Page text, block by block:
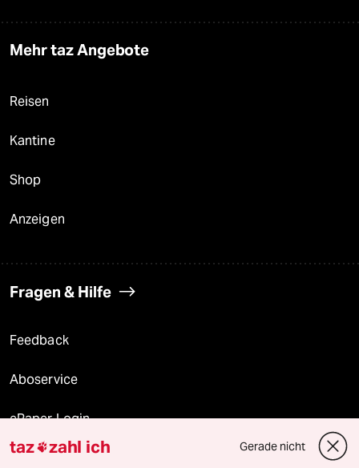
Mehr taz Angebote
Reisen
Kantine
Shop
Anzeigen
Fragen & Hilfe
Feedback
Aboservice
ePaper Login
Downloads für Abonnierende
taz zahl ich Gerade nicht